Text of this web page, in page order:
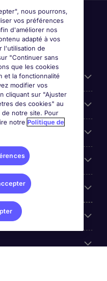
nous pourrons,
vos préférences
d'améliorer nos
adapté à vos
l'utilisation de
"Continuer sans
que les cookies
et la fonctionnalité
modifier vos
cliquant sur "Ajuster
des cookies" au
notre site. Pour
notre Politique de